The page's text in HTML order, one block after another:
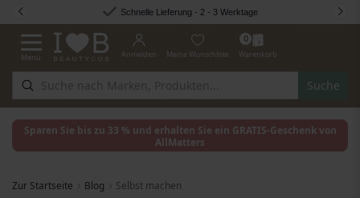
Zum Inhalt springen Schnelle Lieferung - 2 - 3 Werktage
Navigation umschalten
Menü
Suche
Anmelden Meine Wunschliste
0
Warenkorb
Sparen Sie bis zu 33 % und erhalten Sie ein GRATIS-Geschenk von
AllMatters
Zur Startseite Blog Selbst machen